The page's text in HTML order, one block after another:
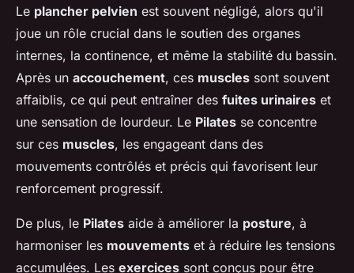
Le plancher pelvien est souvent négligé, alors qu'il
joue un rôle crucial dans le soutien des organes
internes, la continence, et même la stabilité du bassin.
Après un accouchement, ces muscles sont souvent
affaiblis, ce qui peut entraîner des fuites urinaires et
une sensation de lourdeur. Le Pilates se concentre
sur ces muscles, les engageant dans des
mouvements contrôlés et précis qui favorisent leur
renforcement progressif.
De plus, le Pilates aide à améliorer la posture, à
harmoniser les mouvements et à réduire les tensions
accumulées. Les exercices sont conçus pour être